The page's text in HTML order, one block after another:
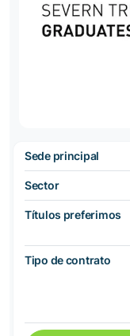
Sede principal
Sector
Títulos preferimos
Tipo de contrato